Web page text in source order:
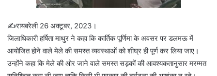
✍️रायबरेली 26 अक्टूबर, 2023।
जिलाधिकारी हर्षिता माथुर ने कहा कि कार्तिक पूर्णिमा के अवसर पर डलमऊ में
आयोजित होने वाले मेले की समस्त व्यवस्थाओं को शीघ्र ही पूर्ण कर लिया जाए।
उन्होंने कहा कि मेले की ओर जाने वाले समस्त सड़कों की आवश्यकतानुसार मरम्मत